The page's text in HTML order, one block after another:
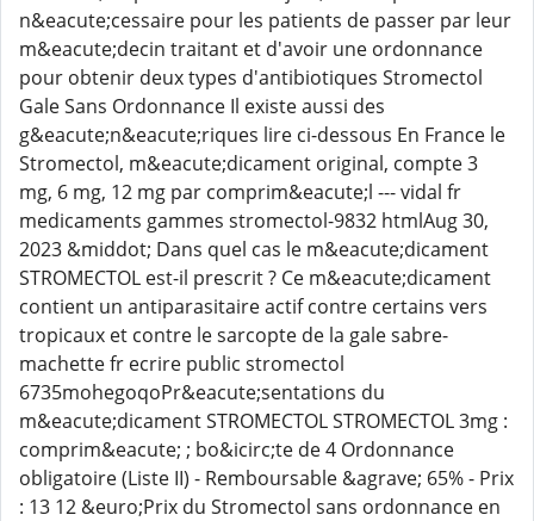
n&eacute;cessaire pour les patients de passer par leur
m&eacute;decin traitant et d'avoir une ordonnance
pour obtenir deux types d'antibiotiques Stromectol
Gale Sans Ordonnance Il existe aussi des
g&eacute;n&eacute;riques lire ci-dessous En France le
Stromectol, m&eacute;dicament original, compte 3
mg, 6 mg, 12 mg par comprim&eacute;l --- vidal fr
medicaments gammes stromectol-9832 htmlAug 30,
2023 &middot; Dans quel cas le m&eacute;dicament
STROMECTOL est-il prescrit ? Ce m&eacute;dicament
contient un antiparasitaire actif contre certains vers
tropicaux et contre le sarcopte de la gale sabre-
machette fr ecrire public stromectol
6735mohegoqoPr&eacute;sentations du
m&eacute;dicament STROMECTOL STROMECTOL 3mg :
comprim&eacute; ; bo&icirc;te de 4 Ordonnance
obligatoire (Liste II) - Remboursable &agrave; 65% - Prix
: 13 12 &euro;Prix du Stromectol sans ordonnance en